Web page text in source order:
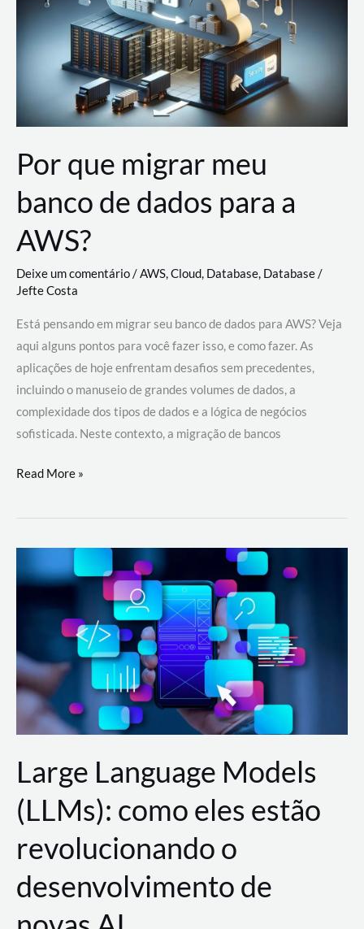
AWS
Por que migrar meu
banco de dados para a
AWS?
Deixe um comentário/AWS,Cloud, Database, Database/
Jefte Costa
Está pensando em migrar seu banco de dados para AWS? Veja
aqui alguns pontos para você fazer isso, e como fazer. As
aplicações de hoje enfrentam desafios sem precedentes,
incluindo o manuseio de grandes volumes de dados, a
complexidade dos tipos de dados e a lógica de negócios
sofisticada. Neste contexto, a migração de bancos
Por
migrar
de
a
AWS?
Read More »
Large Language Models
(LLMs): como eles estão
revolucionando o
desenvolvimento de